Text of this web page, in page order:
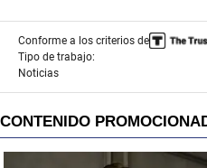
Conforme a los criterios de
Tipo de trabajo:
Noticias